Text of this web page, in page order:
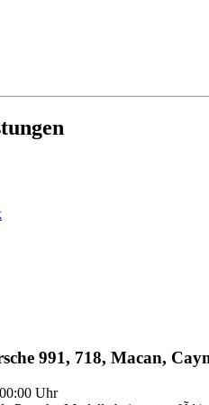
991, 718, Macan,
Uhr